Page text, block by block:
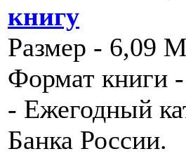
книгу
Размер - 6,09
Формат книги
- Ежегодный
Банка России.